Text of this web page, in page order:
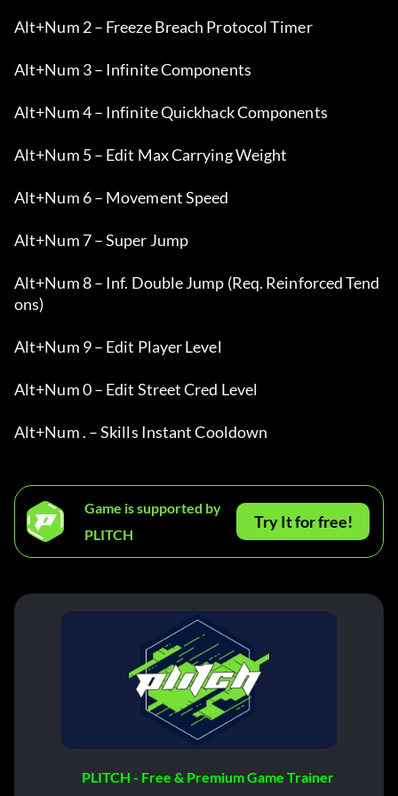
Alt+Num 2 – Freeze Breach Protocol Timer
Alt+Num 3 – Infinite Components
Alt+Num 4 – Infinite Quickhack Components
Alt+Num 5 – Edit Max Carrying Weight
Alt+Num 6 – Movement Speed
Alt+Num 7 – Super Jump
Alt+Num 8 – Inf. Double Jump (Req. Reinforced Tend
ons)
Alt+Num 9 – Edit Player Level
Alt+Num 0 – Edit Street Cred Level
Alt+Num . – Skills Instant Cooldown
Game is supported by
PLITCH
Try It for free!
PLITCH - Free & Premium Game Trainer